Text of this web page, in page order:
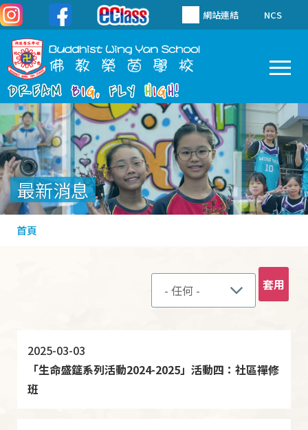
移至主內容 網站連結 NCS
Main
navigation
最新消息
導
首頁
2025-03-03
「生命盛筵系列活動2024-2025」活動四：社區禪修
班